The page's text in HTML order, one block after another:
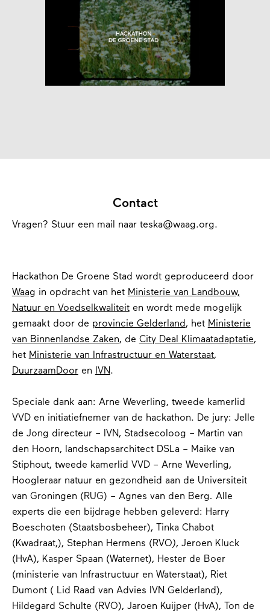
Contact
Vragen? Stuur een mail naar teska@waag.org.
Hackathon De Groene Stad wordt geproduceerd door
Waag in opdracht van het Ministerie van Landbouw,
Natuur en Voedselkwaliteiten wordt mede mogelijk
gemaakt door de provincie Gelderland, het Ministerie
van Binnenlandse Zaken, de City Deal Klimaatadaptatie,
het Ministerie van Infrastructuur en Waterstaat,
DuurzaamDooren IVN.
Speciale dank aan: Arne Weverling, tweede kamerlid
VVD en initiatiefnemer van de hackathon. De jury: Jelle
de Jong directeur – IVN, Stadsecoloog – Martin van
den Hoorn, landschapsarchitect DSLa – Maike van
Stiphout, tweede kamerlid VVD – Arne Weverling,
Hoogleraar natuur en gezondheid aan de Universiteit
van Groningen (RUG) – Agnes van den Berg. Alle
experts die een bijdrage hebben geleverd: Harry
Boeschoten (Staatsbosbeheer), Tinka Chabot
(Kwadraat,), Stephan Hermens ( RVO), Jeroen Kluck
(HvA), Kasper Spaan (Waternet), Hester de Boer
(ministerie van Infrastructuur en Waterstaat), Riet
Dumont ( Lid Raad van Advies IVN Gelderland),
Hildegard Schulte (RVO), Jaroen Kuijper (HvA), Ton de